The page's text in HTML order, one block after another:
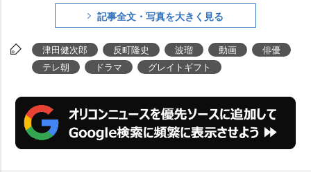
記事全文・写真を大きく見る
津田健次郎 反町隆史 波瑠 動画
俳優
テレ朝
ドラマ グレイトギフト